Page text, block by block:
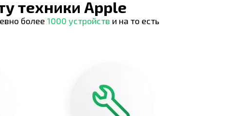
техники Apple
более 1000 устройств и на то есть